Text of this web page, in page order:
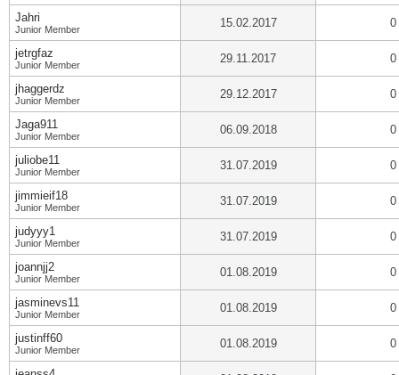
Jahri
Junior Member 15.02.2017 0
jetrgfaz
Junior Member 29.11.2017 0
jhaggerdz
Junior Member 29.12.2017 0
Jaga911
Junior Member 06.09.2018 0
juliobe11
Junior Member 31.07.2019 0
jimmieif18
Junior Member 31.07.2019 0
judyyy1
Junior Member 31.07.2019 0
joannjj2
Junior Member 01.08.2019 0
jasminevs11
Junior Member 01.08.2019 0
justinff60
Junior Member 01.08.2019 0